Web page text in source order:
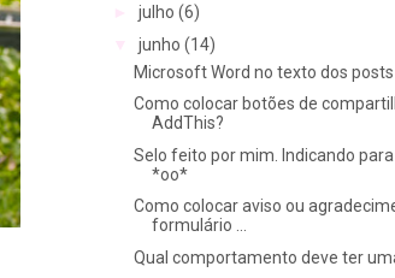
julho (6)
junho (14)
Microsoft Word no texto dos
Como colocar botões de
AddThis?
Selo feito por mim. Indicando
*oo*
Como colocar aviso ou
formulário ...
Qual comportamento deve ter